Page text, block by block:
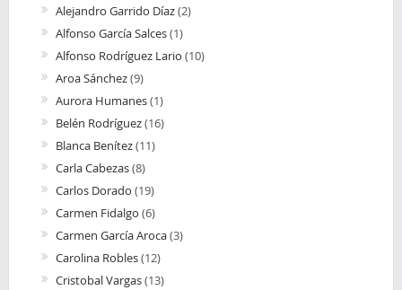
Alejandro Garrido Díaz(2)
Alfonso García Salces(1)
Alfonso Rodríguez Lario (10)
Aroa Sánchez(9)
Aurora Humanes(1)
Belén Rodríguez(16)
Blanca Benítez(11)
Carla Cabezas(8)
Carlos Dorado (19)
Carmen Fidalgo (6)
Carmen García Aroca(3)
Carolina Robles(12)
Cristobal Vargas(13)